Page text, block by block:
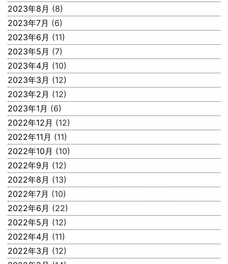
2023年8月 (8)
2023年7月 (6)
2023年6月 (11)
2023年5月 (7)
2023年4月 (10)
2023年3月 (12)
2023年2月 (12)
2023年1月 (6)
2022年12月 (12)
2022年11月 (11)
2022年10月 (10)
2022年9月 (12)
2022年8月 (13)
2022年7月 (10)
2022年6月 (22)
2022年5月 (12)
2022年4月 (11)
2022年3月 (12)